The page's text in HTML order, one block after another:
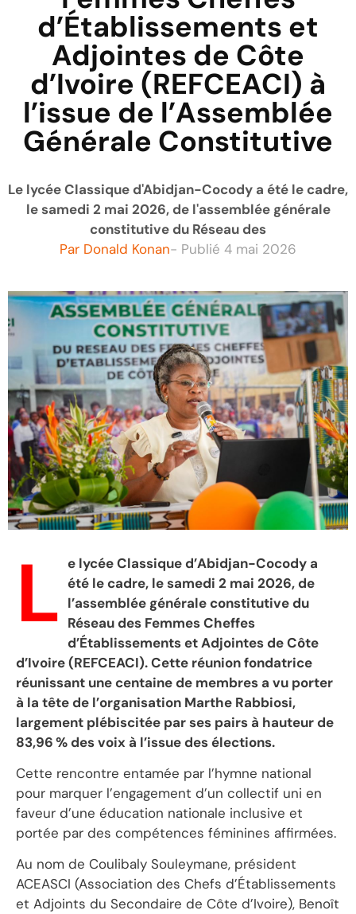
d’Établissements et
Adjointes de Côte
d’Ivoire (REFCEACI) à
l’issue de l’Assemblée
Générale Constitutive
Le lycée Classique d'Abidjan-Cocody a été le cadre,
le samedi 2 mai 2026, de l'assemblée générale
constitutive du Réseau des
Par Donald Konan- Publié 4 mai 2026
L e lycée Classique d’Abidjan-Cocody a
été le cadre, le samedi 2 mai 2026, de
l’assemblée générale constitutive du
Réseau des Femmes Cheffes
d’Établissements et Adjointes de Côte
d’Ivoire (REFCEACI). Cette réunion fondatrice
réunissant une centaine de membres a vu porter
à la tête de l’organisation Marthe Rabbiosi,
largement plébiscitée par ses pairs à hauteur de
83,96 % des voix à l’issue des élections.
Cette rencontre entamée par l’hymne national
pour marquer l’engagement d’un collectif uni en
faveur d’une éducation nationale inclusive et
portée par des compétences féminines affirmées.
Au nom de Coulibaly Souleymane, président
ACEASCI (Association des Chefs d’Établissements
et Adjoints du Secondaire de Côte d’Ivoire), Benoît